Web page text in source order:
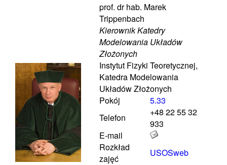
prof. dr hab. Marek
Trippenbach
Kierownik Katedry
Modelowania Układów
Złożonych
Instytut Fizyki Teoretycznej,
Katedra Modelowania
Układów Złożonych
Pokój
5.33
Telefon
+48 22 55 32
933
E-mail
Rozkład
zajęć
USOSweb